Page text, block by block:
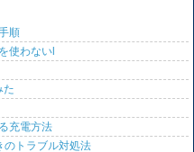
順
使わないl
た
充電方法
のトラブル対処法